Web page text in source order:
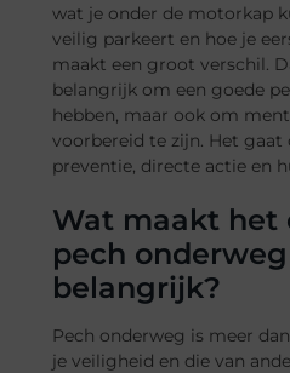
wat je onder de motorkap
veilig parkeert en hoe je
maakt een groot verschil.
belangrijk om een goede
hebben, maar ook om
voorbereid te zijn. Het
preventie, directe actie en
Wat maakt het
pech
belangrijk?
Pech onderweg is meer
je veiligheid en die van